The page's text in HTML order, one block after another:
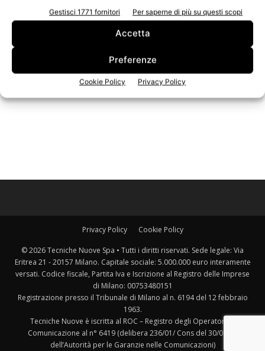
Gestisci 1771 fornitori Per saperne di più su questi scopi
Accetta
Preferenze
Cookie Policy Privacy Policy
Edicola Web
Privacy Policy Cookie Policy
© 2026 Tecniche Nuove Spa • Tutti i diritti riservati. Sede legale: Via
Eritrea 21 - 20157 Milano. Capitale sociale: 5.000.000 euro interamente
versati. Codice fiscale, Partita Iva e Iscrizione al Registro delle Imprese
di Milano: 00753480151
Registrazione presso il Tribunale di Milano al n. 6194 del 12 febbraio
1963.
Tecniche Nuove è iscritta al ROC – Registro degli Operatori di
Comunicazione al n° 6419 (delibera 236/01/ Cons del 30/06/01
dell’Autorità per le Garanzie nelle Comunicazioni)